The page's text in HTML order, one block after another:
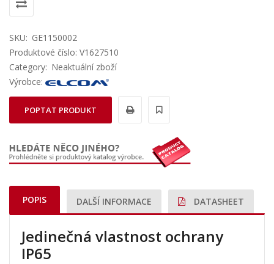
SKU: GE1150002
Produktové číslo: V1627510
Category: Neaktuální zboží
Výrobce:
POPTAT PRODUKT
POPIS DALŠÍ INFORMACE DATASHEET
Jedinečná vlastnost ochrany
IP65